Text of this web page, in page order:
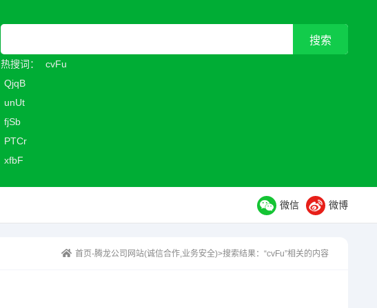
热搜词：
cvFu
QjqB
unUt
fjSb
PTCr
xfbF
微信 微博
首页-腾龙公司网站(诚信合作,业务安全)>搜索结果：“cvFu”相关的内容